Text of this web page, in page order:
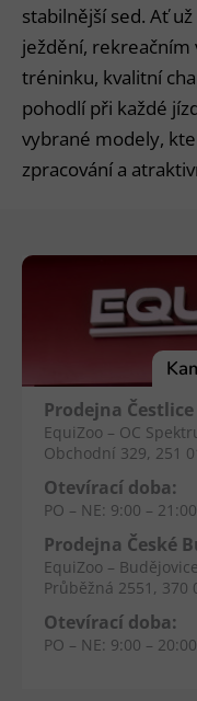
stabilnější sed. Ať
ježdění,
tréninku, kvalitní
pohodlí při každé
vybrané modely,
zpracování a
Prodejna Čestlice
EquiZoo – OC
Obchodní 329, 251
Otevírací doba:
PO – NE: 9:00 – 21:00
Prodejna České
EquiZoo – Budějovice
Průběžná 2551, 370
Otevírací doba:
PO – NE: 9:00 – 20:00